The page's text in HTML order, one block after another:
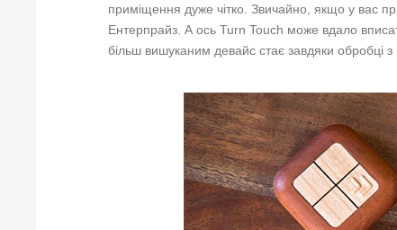
приміщення дуже чітко. Звичайно, якщо у вас
Ентерпрайз. А ось Turn Touch може вдало
більш вишуканим девайс стає завдяки обробці з